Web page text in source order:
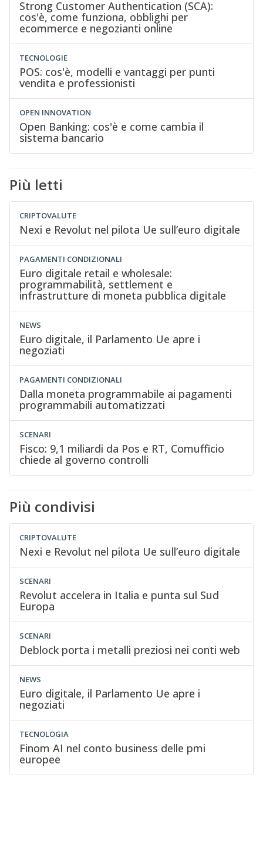
Strong Customer Authentication (SCA):
cos'è, come funziona, obblighi per
ecommerce e negozianti online
TECNOLOGIE
POS: cos'è, modelli e vantaggi per punti
vendita e professionisti
OPEN INNOVATION
Open Banking: cos'è e come cambia il
sistema bancario
Più letti
CRIPTOVALUTE
Nexi e Revolut nel pilota Ue sull’euro digitale
PAGAMENTI CONDIZIONALI
Euro digitale retail e wholesale:
programmabilità, settlement e
infrastrutture di moneta pubblica digitale
NEWS
Euro digitale, il Parlamento Ue apre i
negoziati
PAGAMENTI CONDIZIONALI
Dalla moneta programmabile ai pagamenti
programmabili automatizzati
SCENARI
Fisco: 9,1 miliardi da Pos e RT, Comufficio
chiede al governo controlli
Più condivisi
CRIPTOVALUTE
Nexi e Revolut nel pilota Ue sull’euro digitale
SCENARI
Revolut accelera in Italia e punta sul Sud
Europa
SCENARI
Deblock porta i metalli preziosi nei conti web
NEWS
Euro digitale, il Parlamento Ue apre i
negoziati
TECNOLOGIA
Finom AI nel conto business delle pmi
europee